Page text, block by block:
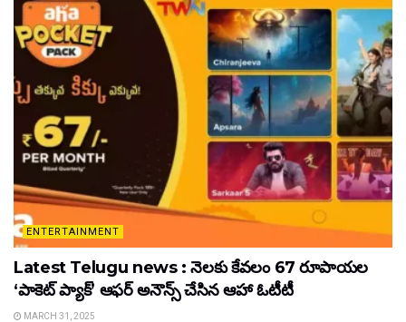
ENTERTAINMENT
Latest Telugu news : నెలకు కేవలం 67 రూపాయల
‘పాకెట్ ప్యాక్’ ఆఫర్ అనౌన్స్ చేసిన ఆహా ఓటీటీ
MARCH 31, 2025